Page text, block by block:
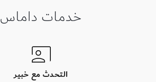
خدمات داماس
التحدث مع خبير